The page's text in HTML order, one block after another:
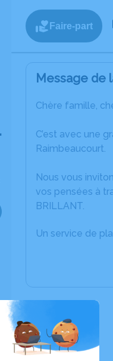
Faire-part
Message de
Chère famille,
C’est avec une
Raimbeaucourt.
Nous vous
vos pensées à
BRILLANT.
Un service de